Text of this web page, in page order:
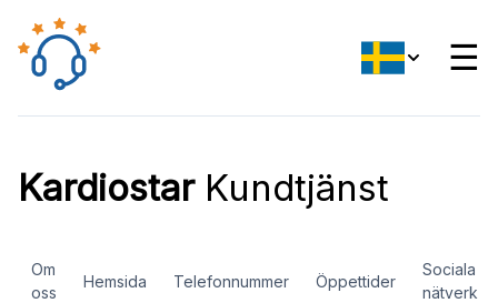
☰
KardiostarKundtjänst
Om
oss
Hemsida Telefonnummer Öppettider
Sociala
nätverk